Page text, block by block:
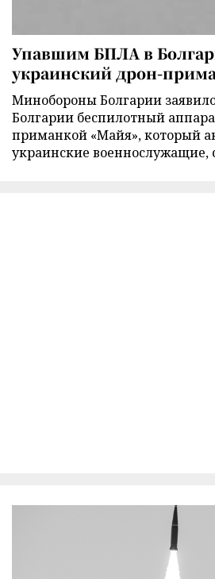
Упавшим БПЛА в
украинский дрон-
Минобороны Болгарии
Болгарии беспилотный
приманкой «Майя», который
украинские военнослужащие,